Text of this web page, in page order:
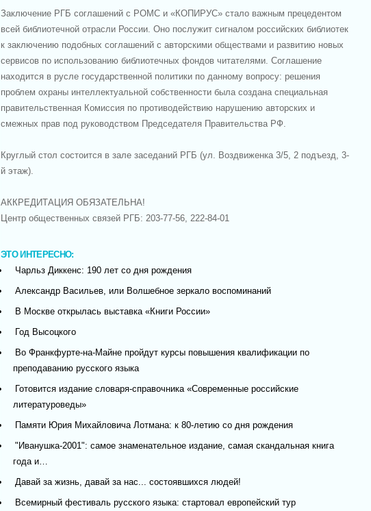
Заключение РГБ соглашений с РОМС и «КОПИРУС» стало важным прецедентом
всей библиотечной отрасли России. Оно послужит сигналом российских библиотек
к заключению подобных соглашений с авторскими обществами и развитию новых
сервисов по использованию библиотечных фондов читателями. Соглашение
находится в русле государственной политики по данному вопросу: решения
проблем охраны интеллектуальной собственности была создана специальная
правительственная Комиссия по противодействию нарушению авторских и
смежных прав под руководством Председателя Правительства РФ.
Круглый стол состоится в зале заседаний РГБ (ул. Воздвиженка 3/5, 2 подъезд, 3-
й этаж).
АККРЕДИТАЦИЯ ОБЯЗАТЕЛЬНА!
Центр общественных связей РГБ: 203-77-56, 222-84-01
ЭТО ИНТЕРЕСНО:
Чарльз Диккенс: 190 лет со дня рождения
Александр Васильев, или Волшебное зеркало воспоминаний
В Москве открылась выставка «Книги России»
Год Высоцкого
Во Франкфурте-на-Майне пройдут курсы повышения квалификации по
преподаванию русского языка
Готовится издание словаря-справочника «Современные российские
литературоведы»
Памяти Юрия Михайловича Лотмана: к 80-летию со дня рождения
"Иванушка-2001": самое знаменательное издание, самая скандальная книга
года и…
Давай за жизнь, давай за нас... состоявшихся людей!
Всемирный фестиваль русского языка: стартовал европейский тур